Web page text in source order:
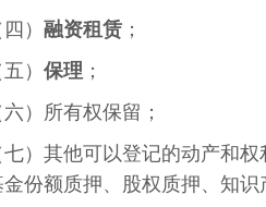
四） 融资租赁；
五） 保理 ；
六）所有权保留；
七）其他可以登记的动产和
份额质押、股权质押、知识